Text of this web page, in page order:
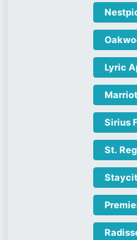
Lyric
Sirius
St.